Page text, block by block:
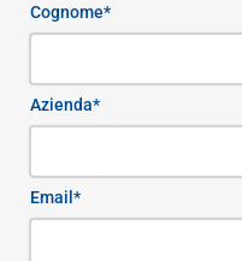
Cognome*
Azienda*
Email*